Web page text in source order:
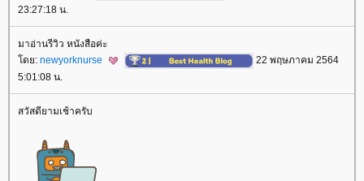
23:27:18 น.
มาอ่านรีวิว หนังสือค่ะ
ดย: newyorknurse
22 พฤษภาคม 2564
5:01:08 น.
สวัสดียามเช้าครับ